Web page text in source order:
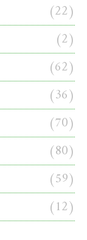
(22)
(2)
(62)
(36)
(70)
(80)
(59)
(12)